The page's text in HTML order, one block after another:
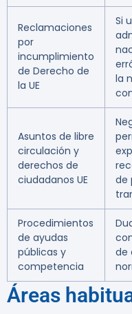
Reclamaciones
por
incumplimiento
de Derecho de
la UE
Si
la
Asuntos de libre
circulación y
derechos de
ciudadanos UE
de
Procedimientos
de ayudas
públicas y
competencia
de
Áreas